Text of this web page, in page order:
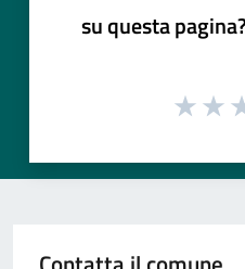
su questa